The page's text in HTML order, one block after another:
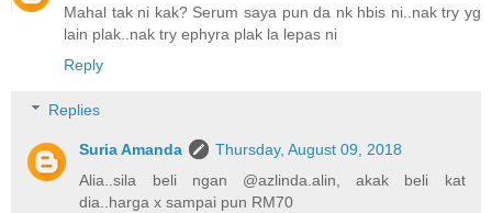
Mahal tak ni kak? Serum saya pun da nk hbis ni..nak try yg
lain plak..nak try ephyra plak la lepas ni
Reply
Replies
Suria Amanda
Thursday, August 09, 2018
Alia..sila beli ngan @azlinda.alin, akak beli kat
dia..harga x sampai pun RM70